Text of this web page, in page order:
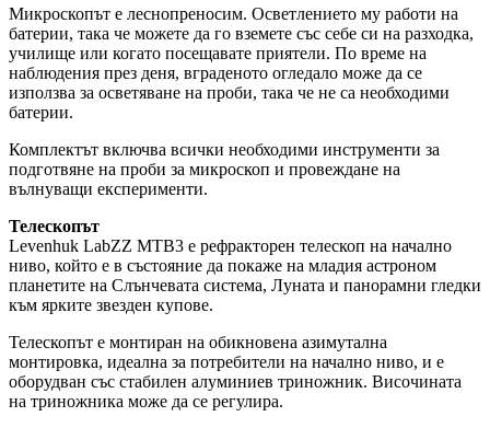
Микроскопът е леснопреносим. Осветлението му работи на
батерии, така че можете да го вземете със себе си на разходка,
училище или когато посещавате приятели. По време на
наблюдения през деня, вграденото огледало може да се
използва за осветяване на проби, така че не са необходими
батерии.
Комплектът включва всички необходими инструменти за
подготвяне на проби за микроскоп и провеждане на
вълнуващи експерименти.
Телескопът
Levenhuk LabZZ MTB3 е рефракторен телескоп на начално
ниво, който е в състояние да покаже на младия астроном
планетите на Слънчевата система, Луната и панорамни гледки
към ярките звезден купове.
Телескопът е монтиран на обикновена азимутална
монтировка, идеална за потребители на начално ниво, и е
оборудван със стабилен алуминиев триножник. Височината
на триножника може да се регулира.